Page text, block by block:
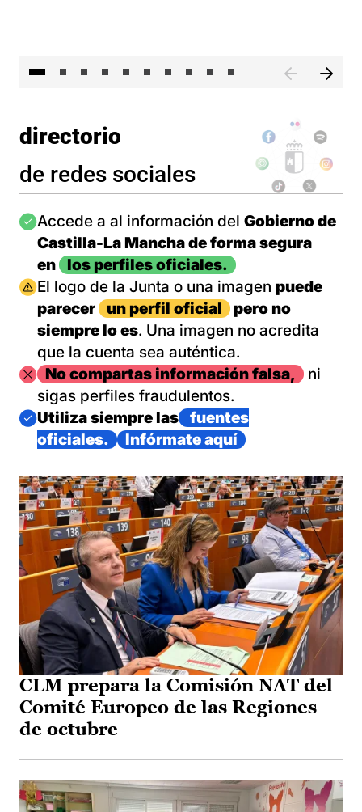
directorio
de redes sociales
Imagen
Accede a al información del Gobierno de
Castilla-La Mancha de forma segura
en
los perfiles oficiales.
Imagen
El logo de la Junta o una imagen puede
parecer
un perfil oficial
pero no
siempre lo es. Una imagen no acredita
que la cuenta sea auténtica.
ImagenNo compartas información falsa,
ni
sigas perfiles fraudulentos.
Imagen
Utiliza siempre las
fuentes
oficiales.
Infórmate aquí
CLM prepara la Comisión NAT del
Comité Europeo de las Regiones
de octubre